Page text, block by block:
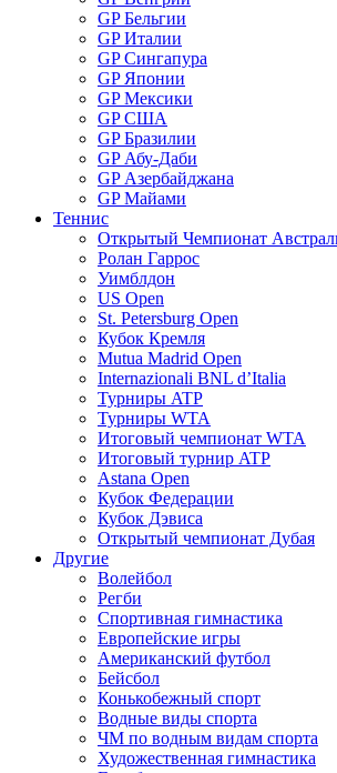
GP Бельгии
GP Италии
GP Сингапура
GP Японии
GP Мексики
GP США
GP Бразилии
GP Абу-Даби
GP Азербайджана
GP Майами
Теннис
Открытый Чемпионат
Ролан Гаррос
Уимблдон
US Open
St. Petersburg Open
Кубок Кремля
Mutua Madrid Open
Internazionali BNL d’Italia
Турниры ATP
Турниры WTA
Итоговый чемпионат WTA
Итоговый турнир ATP
Astana Open
Кубок Федерации
Кубок Дэвиса
Открытый чемпионат Дубая
Другие
Волейбол
Регби
Спортивная гимнастика
Европейские игры
Американский футбол
Бейсбол
Конькобежный спорт
Водные виды спорта
ЧМ по водным видам спорта
Художественная гимнастика